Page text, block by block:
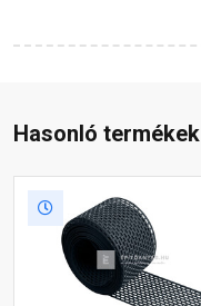
Hasonló termékek